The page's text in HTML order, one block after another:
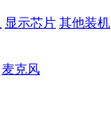
显示芯片 其他装机
麦克风